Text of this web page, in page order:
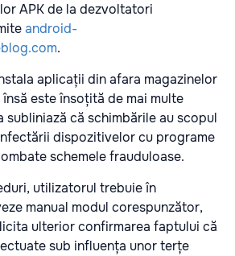
APK de la dezvoltatori
android-
.
aplicații din afara magazinelor
este însoțită de mai multe
subliniază că schimbările au scopul
dispozitivelor cu programe
schemele frauduloase.
utilizatorul trebuie în
manual modul corespunzător,
ulterior confirmarea faptului că
sub influența unor terțe